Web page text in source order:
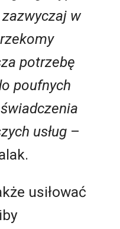
w
potrzebę
poufnych
usług –
usiłować